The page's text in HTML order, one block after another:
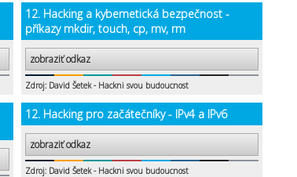
12. Hacking a kybernetická bezpečnost -
příkazy mkdir, touch, cp, mv, rm
zobraziť odkaz
Zdroj: David Šetek - Hackni svou budoucnost
12. Hacking pro začátečníky - IPv4 a IPv6
zobraziť odkaz
Zdroj: David Šetek - Hackni svou budoucnost